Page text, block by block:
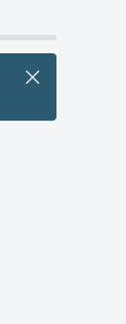
Fermer